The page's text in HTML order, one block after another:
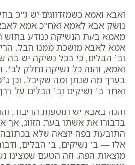
ואבא ואמא כשמזדווגים יש ג”כ
נושק אבא לאמא ואח”כ אמא
מאמא בעת הנשיקה כנודע בחוש
אמא לאבא מושכת ממנו הבל. הרי
וב’ הבלים, כי בכל נשיקה יש בה
ואמא, והנה כל נשיקה נחלק לב’.
בערך מה שנתן ומה שקיבל. וכן
ואחד ב’ נשיקים וב’ הבלים על
והנה באבא יש תוספות הדיבור,
בדבורו את אשתו בעת הזווג, אך
התובעת בפה יוצאה שלא בכתובה.
אלו — ב’ נשיקים, ב’ הבלים,
מוצאות הפה. וזה הטעם שמצינו